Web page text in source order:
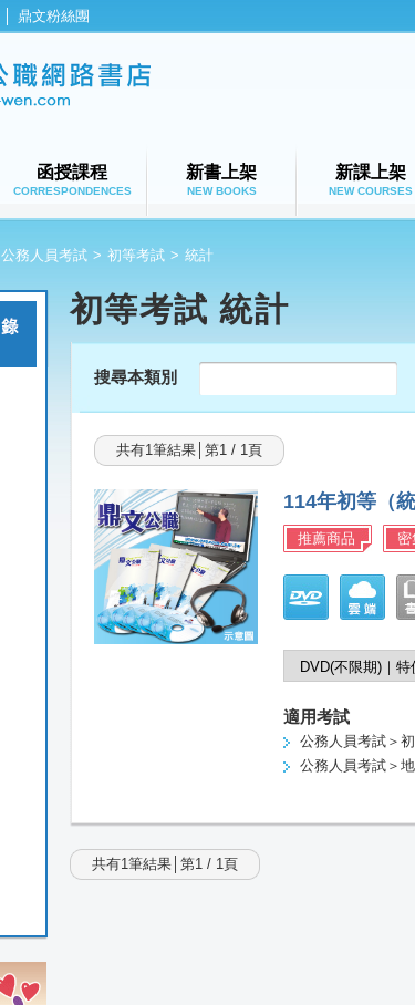
鼎文粉絲團
鼎文公職網路書店
函授課程
CORRESPONDENCES
新書上架
NEW BOOKS
新課上架
NEW COURSES
公務人員考試 > 初等考試 > 統計
初等考試 統計
搜尋本類別
共有1筆結果│第1 / 1頁
114年初等（
推薦商品 密
適用考試
公務人員考試＞
公務人員考試＞
共有1筆結果│第1 / 1頁